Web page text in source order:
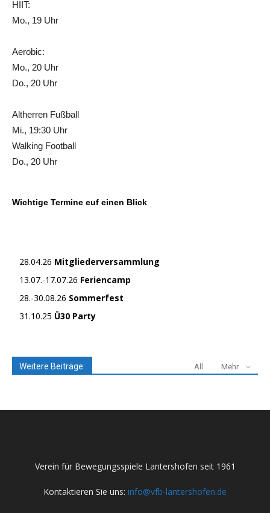
HIIT:
Mo., 19 Uhr
Aerobic:
Mo., 20 Uhr
Do., 20 Uhr
Altherren Fußball
Mi., 19:30 Uhr
Walking Football
Do., 20 Uhr
Wichtige Termine euf einen Blick
28.04.26 Mitgliederversammlung
13.07.-17.07.26 Feriencamp
28.-30.08.26 Sommerfest
31.10.25 Ü30 Party
Weitere Beiträge: All Mehr
Verein für Bewegungsspiele Lantershofen seit 1961
Kontaktieren Sie uns: info@vfb-lantershofen.de